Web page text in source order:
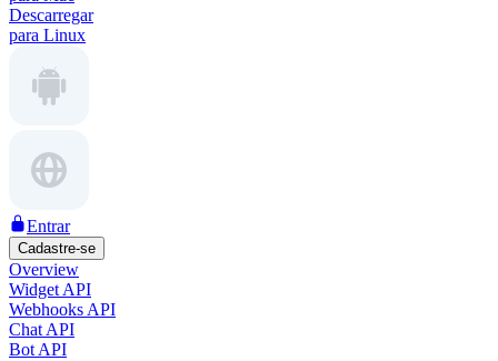
Descarregar
para Linux
Entrar
Cadastre-se
Overview
Widget API
Webhooks API
Chat API
Bot API